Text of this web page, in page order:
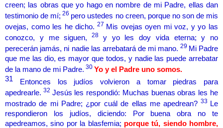
creen; las obras que yo hago en nombre de mi Padre, ellas dan
testimonio de mí; 26 pero ustedes no creen, porque no son de mis
ovejas, como les he dicho. 27 Mis ovejas oyen mi voz, y yo las
conozco, y me siguen, 28 y yo les doy vida eterna; y no
perecerán jamás, ni nadie las arrebatará de mi mano. 29 Mi Padre
que me las dio, es mayor que todos, y nadie las puede arrebatar
de la mano de mi Padre. 30 Yo y el Padre uno somos.
31
Entonces los judíos volvieron a tomar piedras para
apedrearle. 32 Jesús les respondió: Muchas buenas obras les he
mostrado de mi Padre; ¿por cuál de ellas me apedrean? 33 Le
respondieron los judíos, diciendo: Por buena obra no te
apedreamos, sino por la blasfemia; porque tú, siendo hombre,